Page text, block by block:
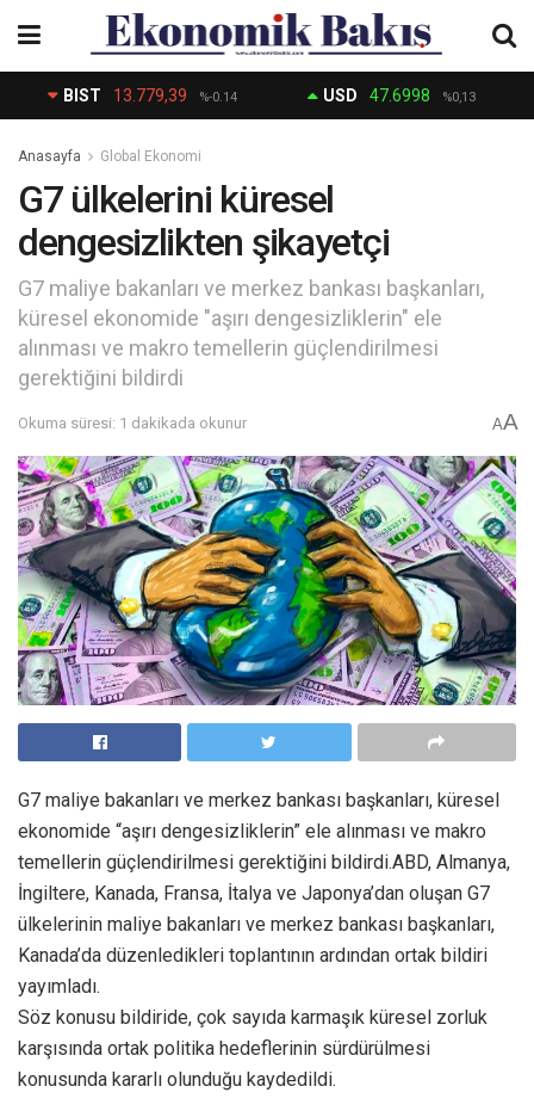
BIST 13.779,39 %-0.14 USD 47.6998 %0,13
Anasayfa Global Ekonomi
G7 ülkelerini küresel
dengesizlikten şikayetçi
G7 maliye bakanları ve merkez bankası başkanları,
küresel ekonomide "aşırı dengesizliklerin" ele
alınması ve makro temellerin güçlendirilmesi
gerektiğini bildirdi
Okuma süresi: 1 dakikada okunur AA
G7 maliye bakanları ve merkez bankası başkanları, küresel
ekonomide “aşırı dengesizliklerin” ele alınması ve makro
temellerin güçlendirilmesi gerektiğini bildirdi.ABD, Almanya,
İngiltere, Kanada, Fransa, İtalya ve Japonya’dan oluşan G7
ülkelerinin maliye bakanları ve merkez bankası başkanları,
Kanada’da düzenledikleri toplantının ardından ortak bildiri
yayımladı.
Söz konusu bildiride, çok sayıda karmaşık küresel zorluk
karşısında ortak politika hedeflerinin sürdürülmesi
konusunda kararlı olunduğu kaydedildi.